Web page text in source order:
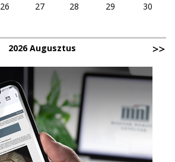
26 27 28 29
30
2026 Augusztus